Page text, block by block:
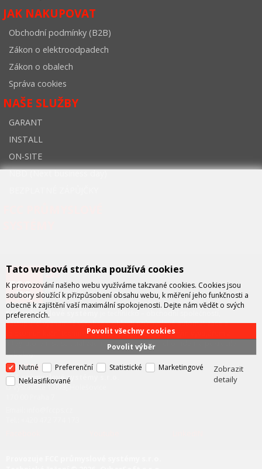
JAK NAKUPOVAT
Obchodní podmínky (B2B)
Zákon o elektroodpadech
Zákon o obalech
Správa cookies
NAŠE SLUŽBY
GARANT
INSTALL
ON-SITE
NBD (Next business day)
FCC průmyslové systémy
zastupující významné výrobce v oblasti průmyslové automatizace a
telekomunikační techniky. Společnost je též významným vývojářem a
integrátorem se specializací na systémy strojového vidění a pokročilé
robotiky.
KONTAKT
FCC průmyslové systémy s.r.o.
U Výstaviště 138/3, Holešovice
Tato webová stránka používá cookies
K provozování našeho webu využíváme takzvané cookies. Cookies jsou
soubory sloužící k přizpůsobení obsahu webu, k měření jeho funkčnosti a
obecně k zajištění vaší maximální spokojenosti. Dejte nám vědět o svých
preferencích.
Povolit výběr
Povolit všechny cookies
Nutné Preferenční Statistické
Marketingové
Neklasifikované
Zobrazit
detaily